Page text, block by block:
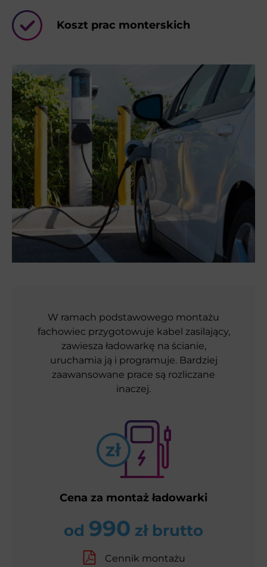
Koszt prac monterskich
W ramach podstawowego montażu
fachowiec przygotowuje kabel zasilający,
zawiesza ładowarkę na ścianie,
uruchamia ją i programuje. Bardziej
zaawansowane prace są rozliczane
inaczej.
Cena za montaż ładowarki
od 990 zł brutto
Cennik montażu